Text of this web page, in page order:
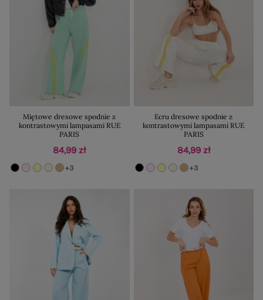
Miętowe dresowe spodnie z
kontrastowymi lampasami RUE
PARIS
84,99 zł
+3
Ecru dresowe spodnie z
kontrastowymi lampasami RUE
PARIS
84,99 zł
+3